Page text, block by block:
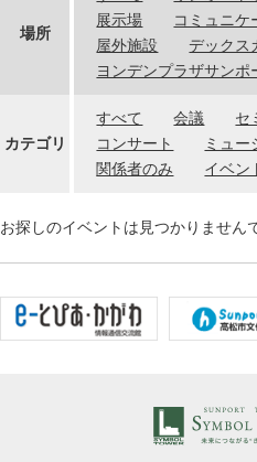
場所
展示場
コミュニケ
屋外施設
デックス
ヨンデンプラザサンポ
カテゴリ
すべて 会議 セ
コンサート
ミュー
関係者のみ
イベン
お探しのイベントは見つかりません